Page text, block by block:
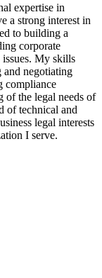
expertise in
a strong interest in
to building a
corporate
issues. My skills
negotiating
compliance
of the legal needs of
of technical and
legal interests
I serve.